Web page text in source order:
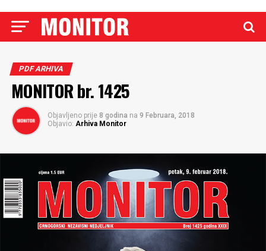
PDF ARHIVA
MONITOR br. 1425
Objavljeno prije 8 godina na 9 Februara, 2018
Objavio: Arhiva Monitor